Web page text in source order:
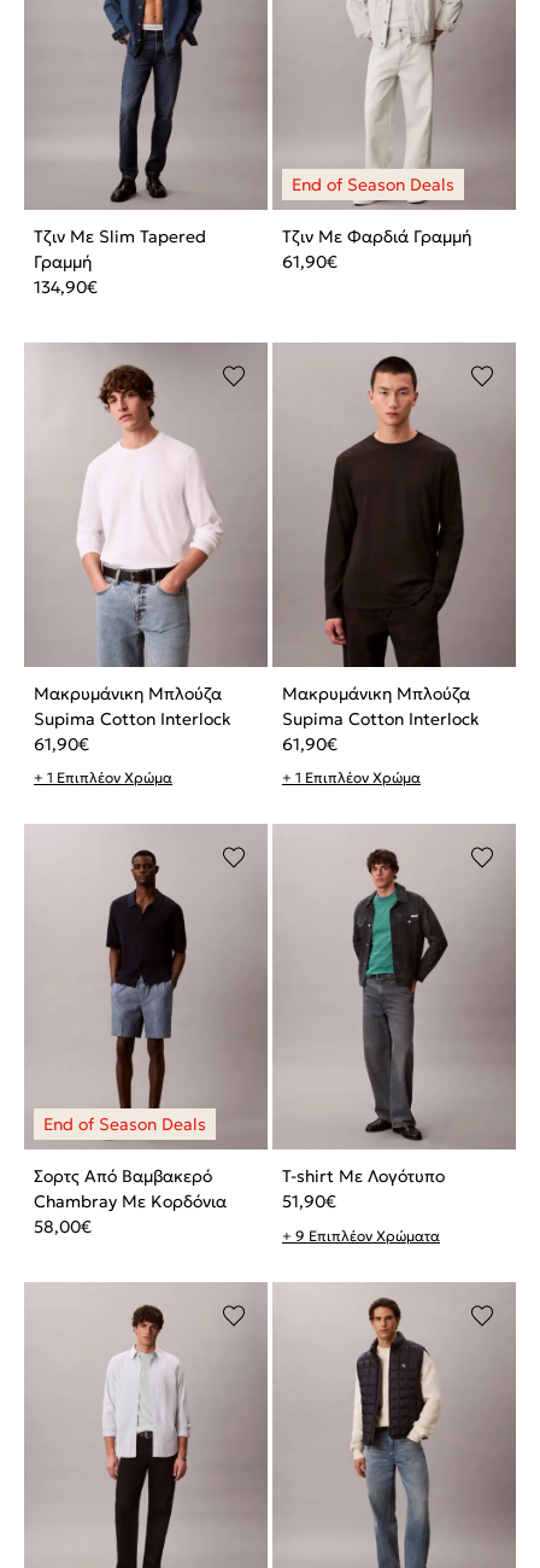
Τζιν Με Slim Tapered
Γραμμή
134,90€
Τζιν Με Φαρδιά Γραμμή
61,90€
Μακρυμάνικη Μπλούζα
Supima Cotton Interlock
61,90€
+ 1 Επιπλέον Χρώμα
Μακρυμάνικη Μπλούζα
Supima Cotton Interlock
61,90€
+ 1 Επιπλέον Χρώμα
Σορτς Από Βαμβακερό
Chambray Με Κορδόνια
58,00€
T-shirt Με Λογότυπο
51,90€
+ 9 Επιπλέον Χρώματα